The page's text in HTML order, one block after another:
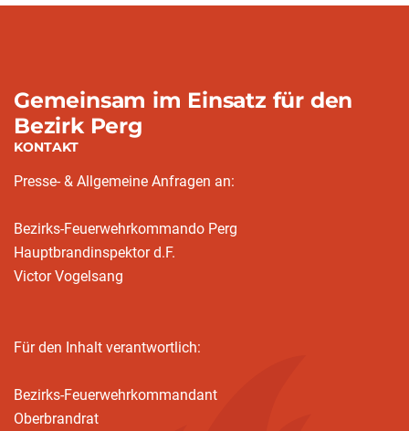
Gemeinsam im Einsatz für den
Bezirk Perg
KONTAKT
Presse- & Allgemeine Anfragen an:
Bezirks-Feuerwehrkommando Perg
Hauptbrandinspektor d.F.
Victor Vogelsang
Für den Inhalt verantwortlich:
Bezirks-Feuerwehrkommandant
Oberbrandrat